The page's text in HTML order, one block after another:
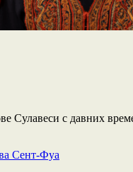
Сулавеси с давних